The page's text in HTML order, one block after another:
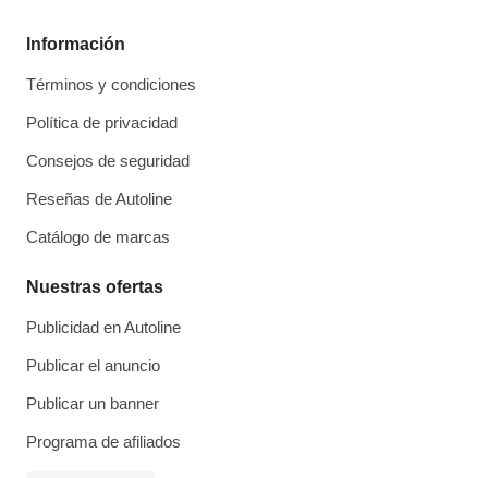
Información
Términos y condiciones
Política de privacidad
Consejos de seguridad
Reseñas de Autoline
Catálogo de marcas
Nuestras ofertas
Publicidad en Autoline
Publicar el anuncio
Publicar un banner
Programa de afiliados